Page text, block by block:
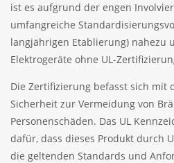
ist es aufgrund der engen
umfangreiche
langjährigen Etablierung) nahezu
Elektrogeräte ohne UL-
Die Zertifizierung befasst sich mit
Sicherheit zur Vermeidung von
Personenschäden. Das UL
dafür, dass dieses Produkt durch
die geltenden Standards und